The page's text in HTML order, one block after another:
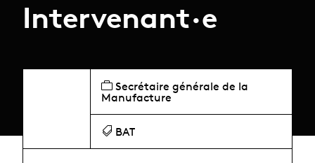
Intervenant·e
Secrétaire générale de la
Manufacture
BAT